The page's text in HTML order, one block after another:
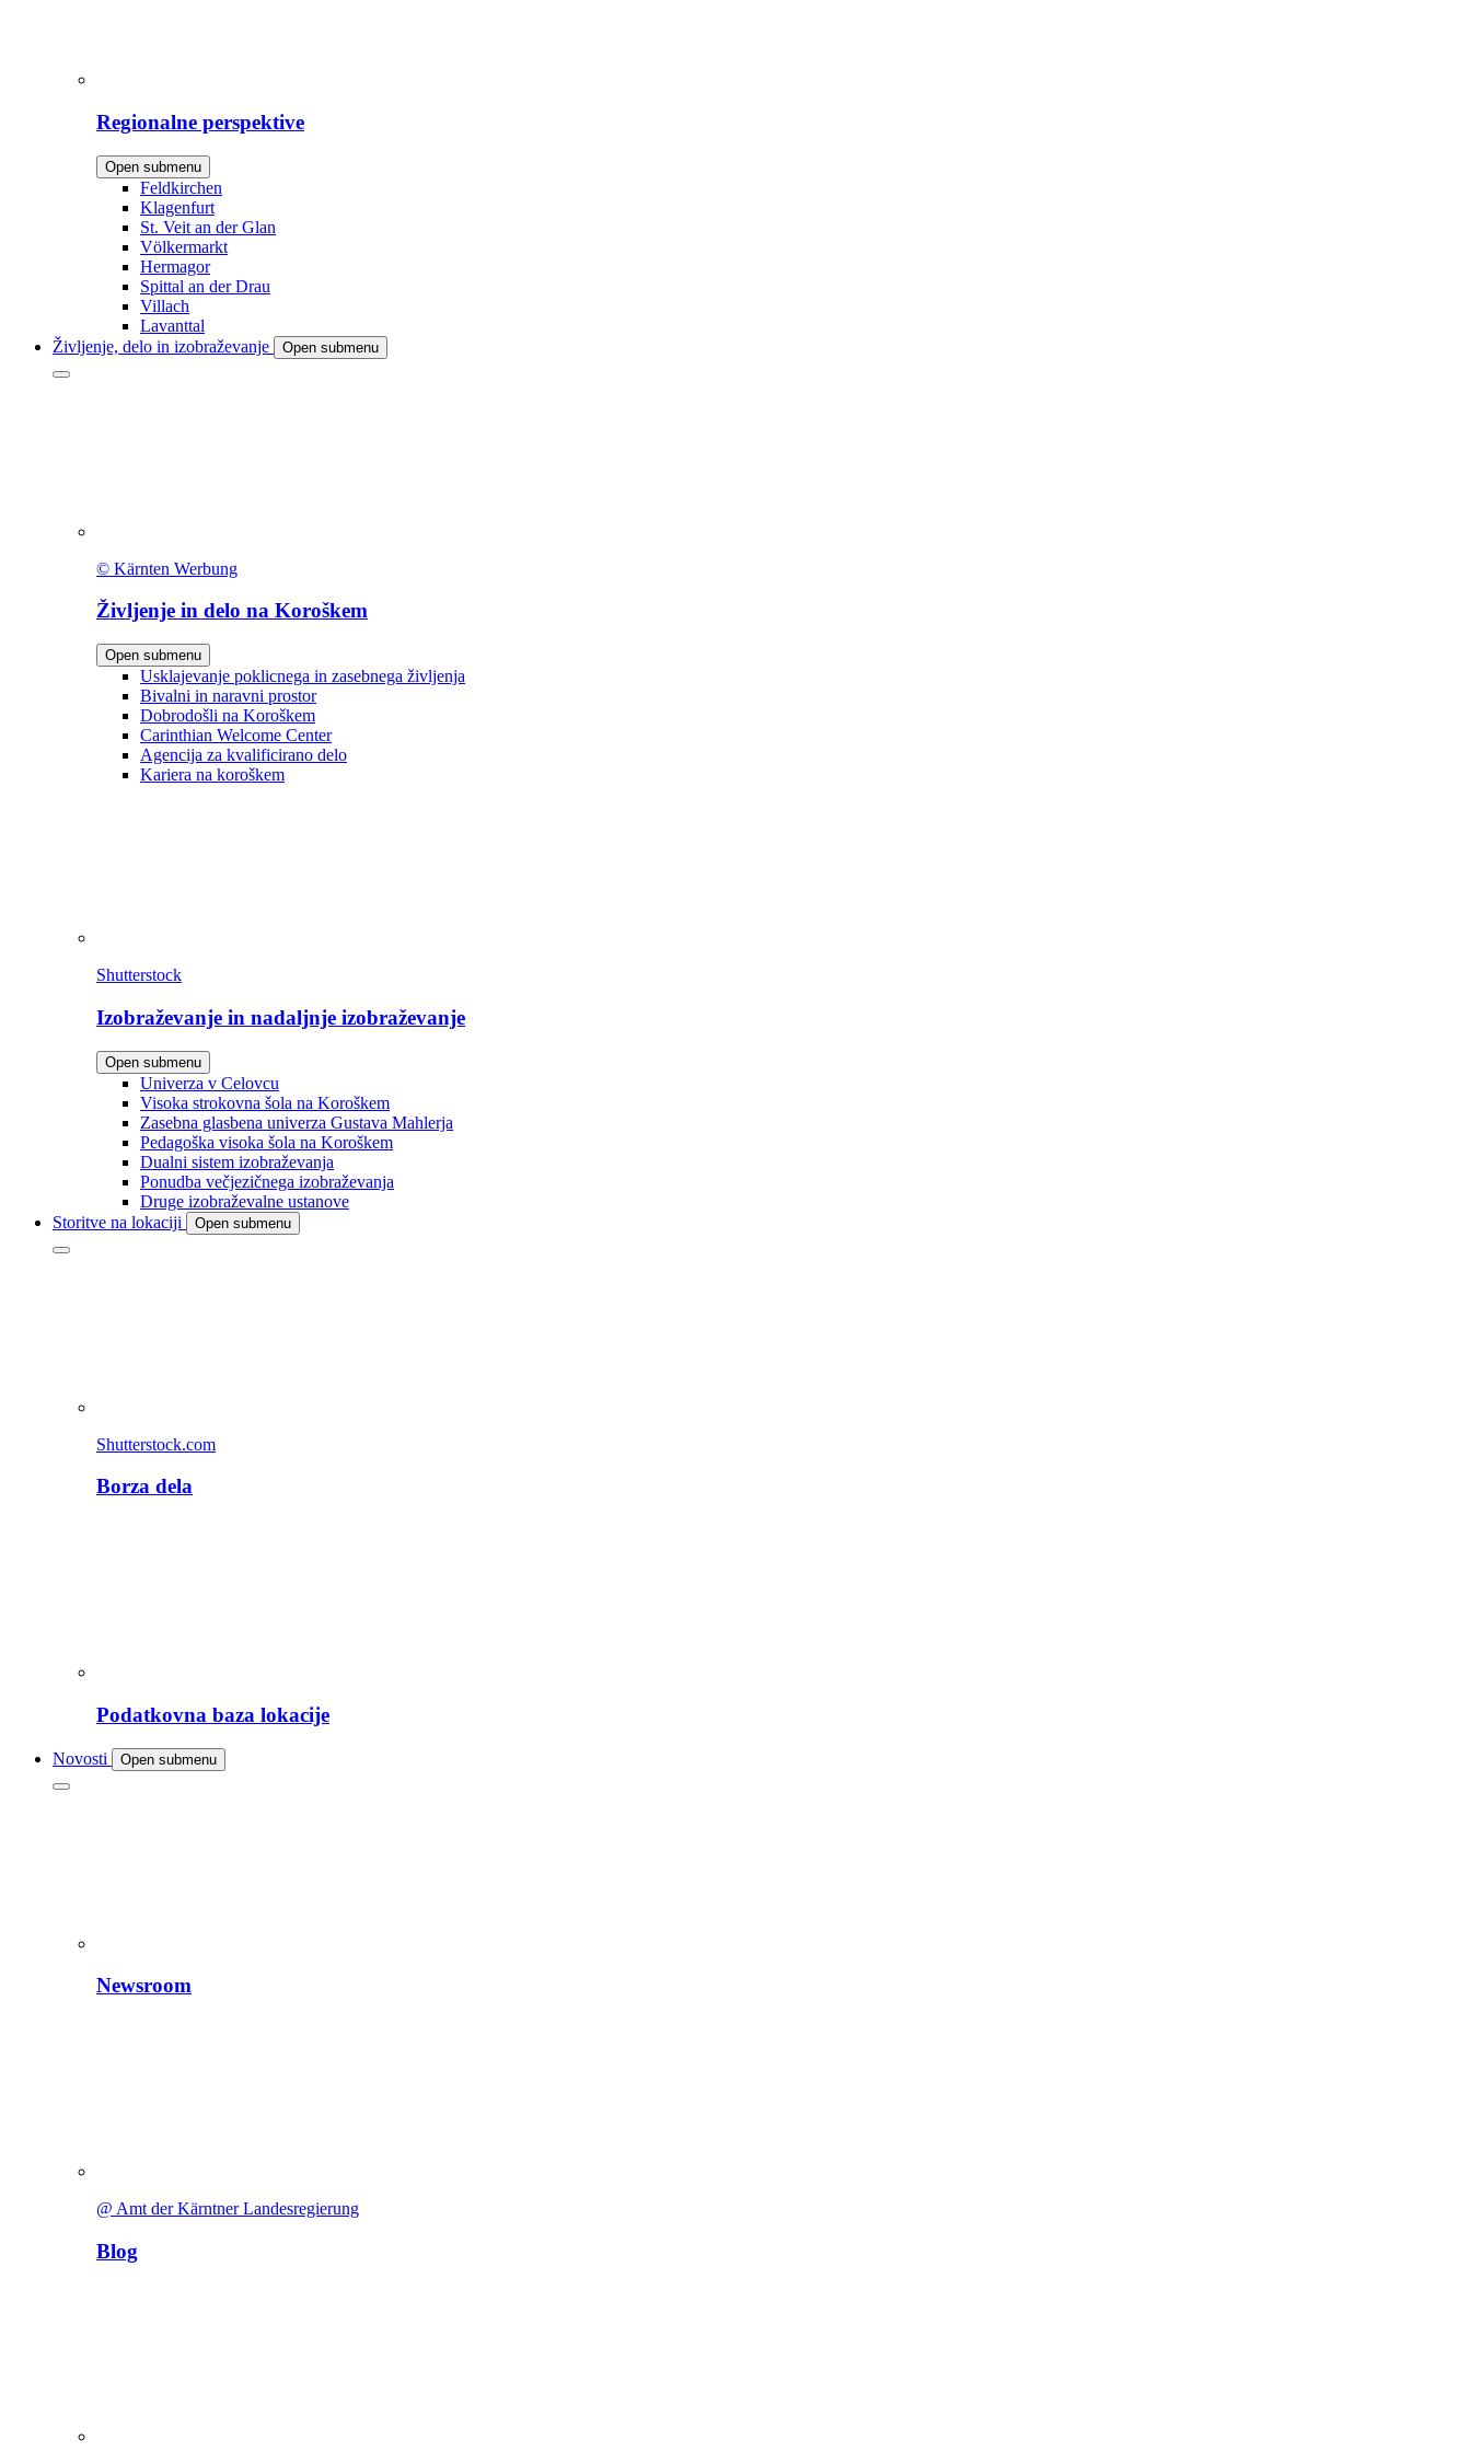
Regionalne perspektive
Open submenu
Feldkirchen
Klagenfurt
St. Veit an der Glan
Völkermarkt
Hermagor
Spittal an der Drau
Villach
Lavanttal
Življenje, delo in izobraževanje
Open submenu
© Kärnten Werbung
Življenje in delo na Koroškem
Open submenu
Usklajevanje poklicnega in zasebnega življenja
Bivalni in naravni prostor
Dobrodošli na Koroškem
Carinthian Welcome Center
Agencija za kvalificirano delo
Kariera na koroškem
Shutterstock
Izobraževanje in nadaljnje izobraževanje
Open submenu
Univerza v Celovcu
Visoka strokovna šola na Koroškem
Zasebna glasbena univerza Gustava Mahlerja
Pedagoška visoka šola na Koroškem
Dualni sistem izobraževanja
Ponudba večjezičnega izobraževanja
Druge izobraževalne ustanove
Storitve na lokaciji
Open submenu
Shutterstock.com
Borza dela
Podatkovna baza lokacije
Novosti Open submenu
Newsroom
@ Amt der Kärntner Landesregierung
Blog